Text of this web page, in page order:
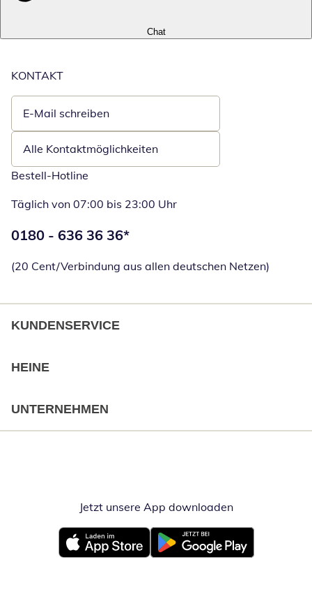
Chat
KONTAKT
E-Mail schreiben
Öffnet E-Mail-Client
Alle Kontaktmöglichkeiten
Bestell-Hotline
Täglich von 07:00 bis 23:00 Uhr
Telefonnummer:
0180 - 636 36 36*
(20 Cent/Verbindung aus allen deutschen Netzen)
KUNDENSERVICE
HEINE
UNTERNEHMEN
Jetzt unsere App downloadenÖffnet in
Öffnet in neuem FensterÖffnet in neuem Fenster